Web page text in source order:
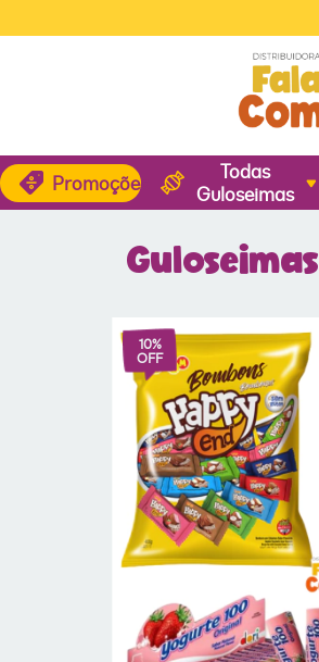
Promoções
Todas
Guloseimas
Guloseimas
10%
OFF